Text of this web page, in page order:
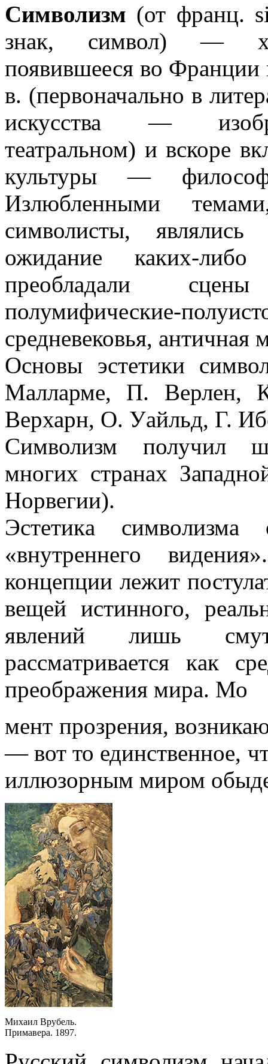
Символизм (от франц.
знак, символ) —
появившееся во Франции
в. (первоначально в
искусства —
театральном) и вскоре
культуры —
Излюбленными
символисты,
ожидание каких-
преобладали
полумифические-
средневековья, античная
Основы эстетики
Малларме, П. Верлен,
Верхарн, О. Уайльд, Г.
Символизм получил
многих странах
Норвегии).
Эcтeтикa
«внyтpeннeгo
концепции лежит
вещей истинного,
явлений лишь
paccмaтpивaeтcя кaк
пpeoбpaжeния миpa. Мо
мент прозрения,
— вот то единственное,
иллюзорным миром
Михаил Врубель.
Примавера. 1897.